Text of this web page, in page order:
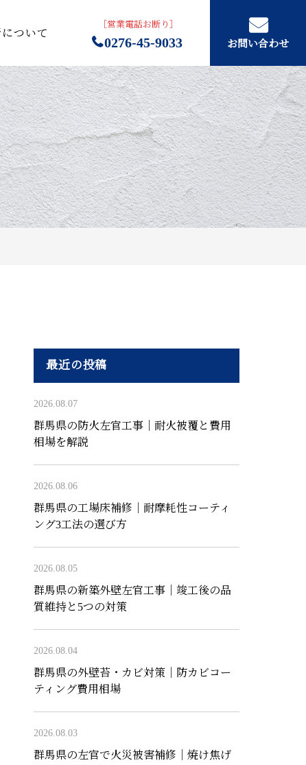
ついて
［営業電話お断り］
0276-45-9033 お問い合わせ
最近の投稿
2026.08.07
群馬県の防火左官工事｜耐火被覆と費用
相場を解説
2026.08.06
群馬県の工場床補修｜耐摩耗性コーティ
ング3工法の選び方
2026.08.05
群馬県の新築外壁左官工事｜竣工後の品
質維持と5つの対策
2026.08.04
群馬県の外壁苔・カビ対策｜防カビコー
ティング費用相場
2026.08.03
群馬県の左官で火災被害補修｜焼け焦げ